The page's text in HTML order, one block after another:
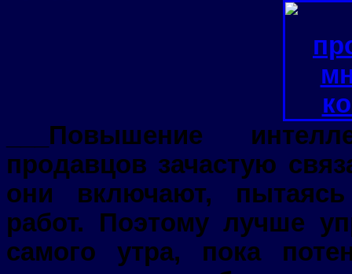
___Повышение
продавцов зачастую
они включают,
работ. Поэтому лучше
самого утра, пока